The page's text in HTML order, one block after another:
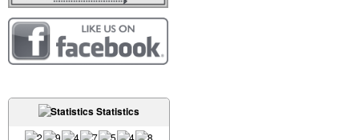
Statistics